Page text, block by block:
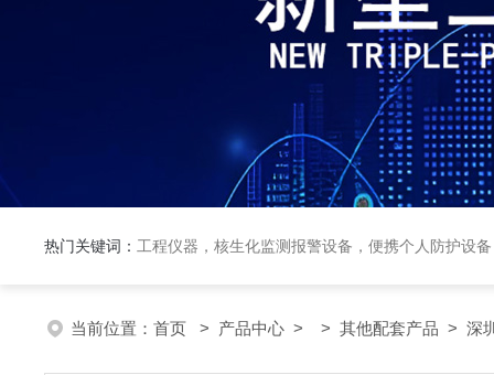
热门关键词： 工程仪器，核生化监测报警设备，便携个人防护设
当前位置： 首页 > 产品中心 > > 其他配套产品 > 深